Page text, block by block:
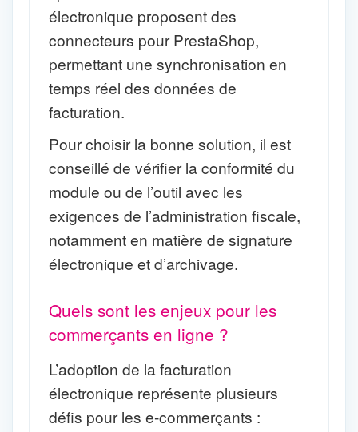
électronique proposent des
connecteurs pour PrestaShop,
permettant une synchronisation en
temps réel des données de
facturation.
Pour choisir la bonne solution, il est
conseillé de vérifier la conformité du
module ou de l’outil avec les
exigences de l’administration fiscale,
notamment en matière de signature
électronique et d’archivage.
Quels sont les enjeux pour les
commerçants en ligne ?
L’adoption de la facturation
électronique représente plusieurs
défis pour les e-commerçants :